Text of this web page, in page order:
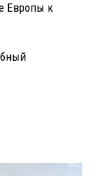
Европы к